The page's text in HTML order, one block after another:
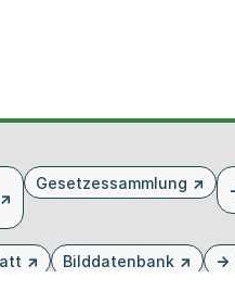
Gesetzessammlung
Bilddatenbank